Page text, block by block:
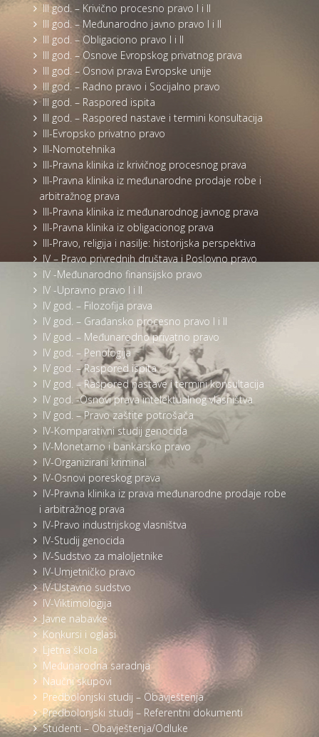
III god. – Krivično procesno pravo I i II
III god. – Međunarodno javno pravo I i II
III god. – Obligaciono pravo I i II
III god. – Osnove Evropskog privatnog prava
III god. – Osnovi prava Evropske unije
III god. – Radno pravo i Socijalno pravo
III god. – Raspored ispita
III god. – Raspored nastave i termini konsultacija
III-Evropsko privatno pravo
III-Nomotehnika
III-Pravna klinika iz krivičnog procesnog prava
III-Pravna klinika iz međunarodne prodaje robe i
arbitražnog prava
III-Pravna klinika iz međunarodnog javnog prava
III-Pravna klinika iz obligacionog prava
III-Pravo, religija i nasilje: historijska perspektiva
IV – Pravo privrednih društava i Poslovno pravo
IV -Međunarodno finansijsko pravo
IV -Upravno pravo I i II
IV god. – Filozofija prava
IV god. – Građansko procesno pravo I i II
IV god. – Međunarodno privatno pravo
IV god. – Penologija
IV god. – Raspored ispita
IV god. – Raspored nastave i termini konsultacija
IV god. -Osnovi prava intelektualnog vlasništva
IV god. – Pravo zaštite potrošača
IV-Komparativni studij genocida
IV-Monetarno i bankarsko pravo
IV-Organizirani kriminal
IV-Osnovi poreskog prava
IV-Pravna klinika iz prava međunarodne prodaje robe
i arbitražnog prava
IV-Pravo industrijskog vlasništva
IV-Studij genocida
IV-Sudstvo za maloljetnike
IV-Umjetničko pravo
IV-Ustavno sudstvo
IV-Viktimologija
Javne nabavke
Konkursi i oglasi
Ljetna škola
Međunarodna saradnja
Naučni skupovi
Predbolonjski studij – Obavještenja
Predbolonjski studij – Referentni dokumenti
Studenti – Obavještenja/Odluke